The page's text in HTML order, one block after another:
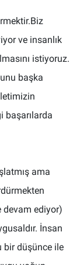
ve insanlık
istiyoruz.
başka
başarılarda
ama
devam ediyor)
İnsan
bir düşünce ile